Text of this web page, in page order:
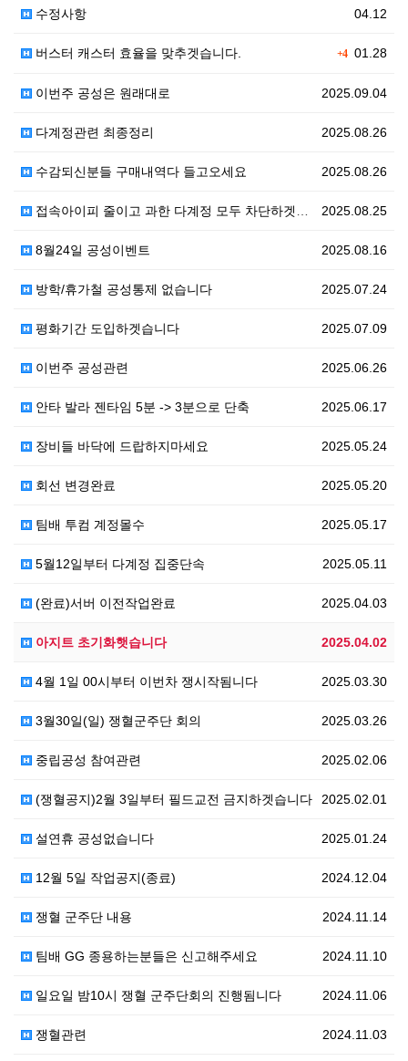
04.12
수정사항
+401.28
버스터 캐스터 효율을 맞추겟습니다.
2025.09.04
이번주 공성은 원래대로
2025.08.26
다계정관련 최종정리
2025.08.26
수감되신분들 구매내역다 들고오세요
2025.08.25
접속아이피 줄이고 과한 다계정 모두 차단하겟습니다
2025.08.16
8월24일 공성이벤트
2025.07.24
방학/휴가철 공성통제 없습니다
2025.07.09
평화기간 도입하겟습니다
2025.06.26
이번주 공성관련
2025.06.17
안타 발라 젠타임 5분 -> 3분으로 단축
2025.05.24
장비들 바닥에 드랍하지마세요
2025.05.20
회선 변경완료
2025.05.17
팀배 투컴 계정몰수
2025.05.11
5월12일부터 다계정 집중단속
2025.04.03
(완료)서버 이전작업완료
2025.04.02
아지트 초기화햇습니다
2025.03.30
4월 1일 00시부터 이번차 쟁시작됨니다
2025.03.26
3월30일(일) 쟁혈군주단 회의
2025.02.06
중립공성 참여관련
2025.02.01
(쟁혈공지)2월 3일부터 필드교전 금지하겟습니다
2025.01.24
설연휴 공성없습니다
2024.12.04
12월 5일 작업공지(종료)
2024.11.14
쟁혈 군주단 내용
2024.11.10
팀배 GG 종용하는분들은 신고해주세요
2024.11.06
일요일 밤10시 쟁혈 군주단회의 진행됨니다
2024.11.03
쟁혈관련